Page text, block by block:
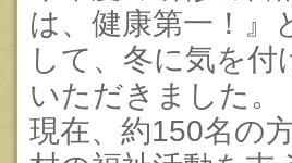
は、健康第一！』
して、冬に気を
いただきました。
現在、約150名の